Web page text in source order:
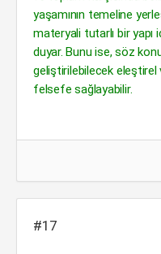
yaşamının temeline
materyali tutarlı bir
duyar. Bunu ise, söz
geliştirilebilecek eleştirel
felsefe sağlayabilir.
#17